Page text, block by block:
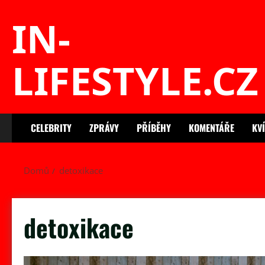
IN-
LIFESTYLE.CZ
CELEBRITY ZPRÁVY PŘÍBĚHY KOMENTÁŘE
Domů detoxikace
detoxikace